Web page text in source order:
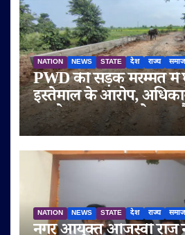
NATION NEWS STATE देश राज्य समाज
PWD की सड़क मरम्मत में
इस्तेमाल के आरोप,
पर दोबारा गुणवत्ता से
आरोप
NATION NEWS STATE देश राज्य समाज